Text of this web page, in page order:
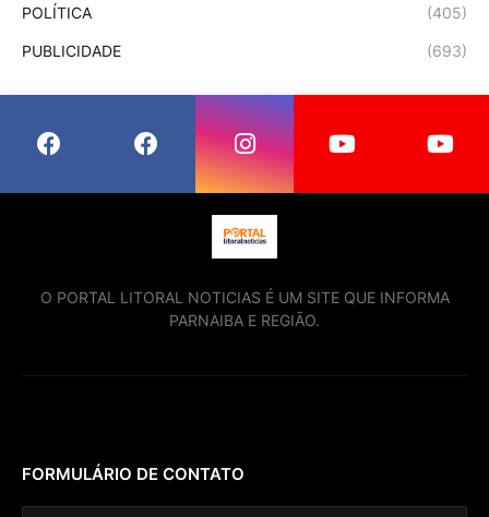
POLÍTICA (405)
PUBLICIDADE (693)
O PORTAL LITORAL NOTICIAS É UM SITE QUE INFORMA
PARNAIBA E REGIÃO.
FORMULÁRIO DE CONTATO